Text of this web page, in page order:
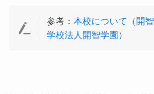
参考：本校について（開
学校法人開智学園）